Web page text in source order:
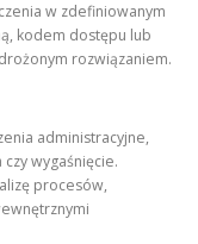
w zdefiniowanym
kodem dostępu lub
rozwiązaniem.
administracyjne,
wygaśnięcie.
procesów,